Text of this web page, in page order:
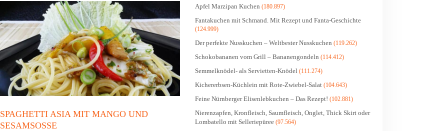
SPAGHETTI ASIA MIT MANGO UND
SESAMSOSSE
Apfel Marzipan Kuchen (180.897)
Fantakuchen mit Schmand. Mit Rezept und Fanta-Geschichte
(124.999)
Der perfekte Nusskuchen – Weltbester Nusskuchen (119.262)
Schokobananen vom Grill – Bananengondeln (114.412)
Semmelknödel- als Servietten-Knödel (111.274)
Kichererbsen-Küchlein mit Rote-Zwiebel-Salat (104.643)
Feine Nürnberger Elisenlebkuchen – Das Rezept! (102.881)
Nierenzapfen, Kronfleisch, Saumfleisch, Onglet, Thick Skirt oder
Lombatello mit Selleriepüree (97.564)